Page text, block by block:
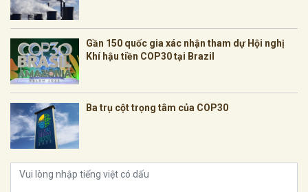
Gần 150 quốc gia xác nhận tham dự Hội nghị
Khí hậu tiền COP30 tại Brazil
Ba trụ cột trọng tâm của COP30